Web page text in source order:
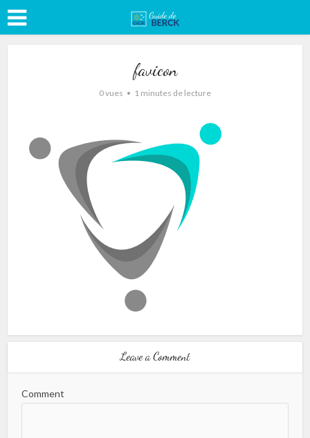
favicon
0 vues 1 minutes de lecture
Leave a Comment
Comment